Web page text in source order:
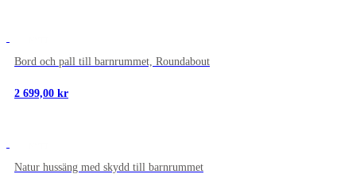
Bord och pall till barnrummet, Roundabout
2 699,00 kr
Natur hussäng med skydd till barnrummet